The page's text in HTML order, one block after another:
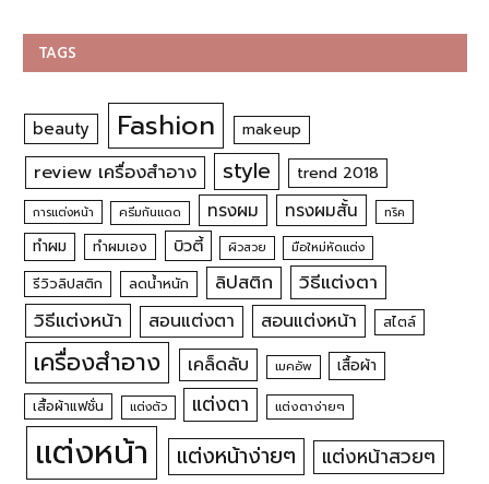
TAGS
beauty Fashion makeup
review เครื่องสำอาง style trend 2018
การแต่งหน้า ครีมกันแดด ทรงผม ทรงผมสั้น ทริค
ทำผม ทำผมเอง บิวตี้ ผิวสวย มือใหม่หัดแต่ง
รีวิวลิปสติก ลดน้ำหนัก ลิปสติก
วิธีแต่งตา
วิธีแต่งหน้า
สอนแต่งตา สอนแต่งหน้า สไตล์
เครื่องสำอาง เคล็ดลับ เมคอัพ เสื้อผ้า
เสื้อผ้าแฟชั่น แต่งตัว แต่งตา แต่งตาง่ายๆ
แต่งหน้า แต่งหน้าง่ายๆ แต่งหน้าสวยๆ